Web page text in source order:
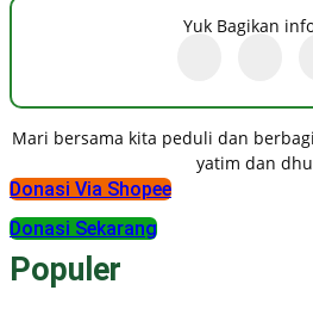
Yuk Bagikan
Mari bersama kita peduli dan
yatim dan
Donasi Via Shopee
Donasi Sekarang
Populer